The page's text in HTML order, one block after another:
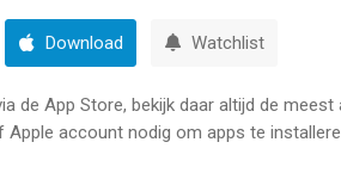
Download Watchlist
de App Store, bekijk daar altijd de
account nodig om apps te